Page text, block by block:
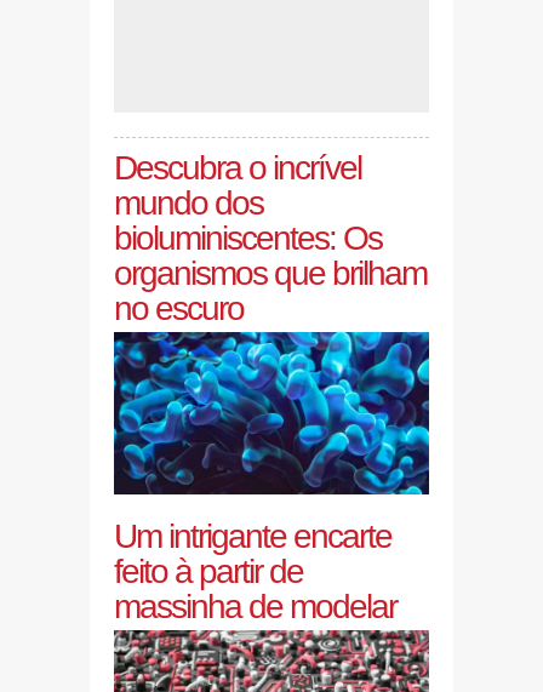
Descubra o incrível
mundo dos
bioluminiscentes: Os
organismos que brilham
no escuro
Um intrigante encarte
feito à partir de
massinha de modelar